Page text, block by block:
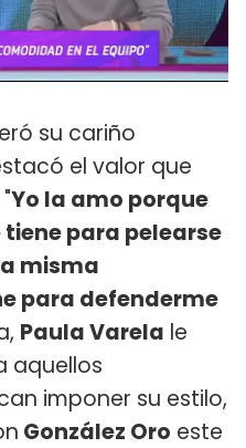
su cariño
el valor que
Yo la amo porque
para pelearse
misma
para defenderme
Paula Varela le
aquellos
imponer su estilo,
González Oro este